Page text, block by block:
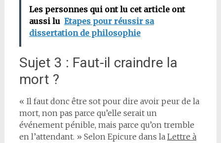
Les personnes qui ont lu cet article ont
aussi lu Etapes pour réussir sa
dissertation de philosophie
Sujet 3 : Faut-il craindre la
mort ?
« Il faut donc être sot pour dire avoir peur de la
mort, non pas parce qu’elle serait un
événement pénible, mais parce qu’on tremble
en l’attendant. » Selon Epicure dans la Lettre à